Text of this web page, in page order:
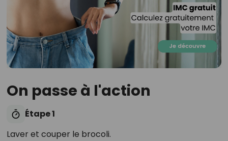
On passe à l'action
Étape 1
Laver et couper le brocoli.